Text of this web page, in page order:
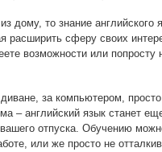
дому, то знание
расширить сферу своих
возможности или попросту
за компьютером,
– английский язык станет
отпуска. Обучению
или же просто не